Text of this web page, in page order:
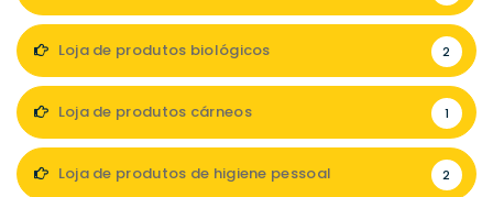
Loja de produtos biológicos 2
Loja de produtos cárneos 1
Loja de produtos de higiene pessoal 2